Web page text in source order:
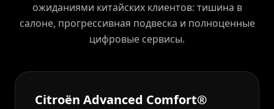
ожиданиями китайских клиентов: тишина в
салоне, прогрессивная подвеска и полноценные
цифровые сервисы.
Citroën Advanced Comfort®